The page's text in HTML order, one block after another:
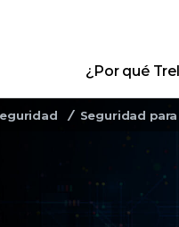
¿Por qué
Seguridad